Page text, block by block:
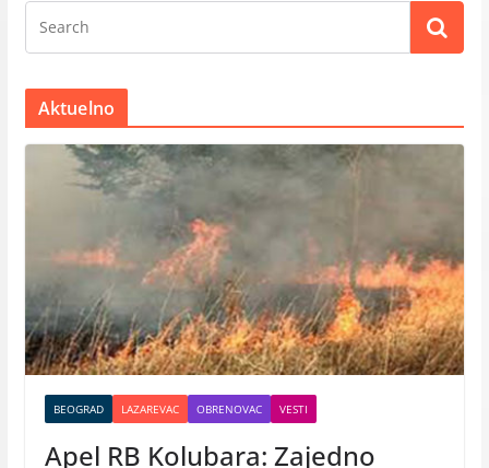
Aktuelno
BEOGRAD LAZAREVAC OBRENOVAC VESTI
Apel RB Kolubara: Zajedno